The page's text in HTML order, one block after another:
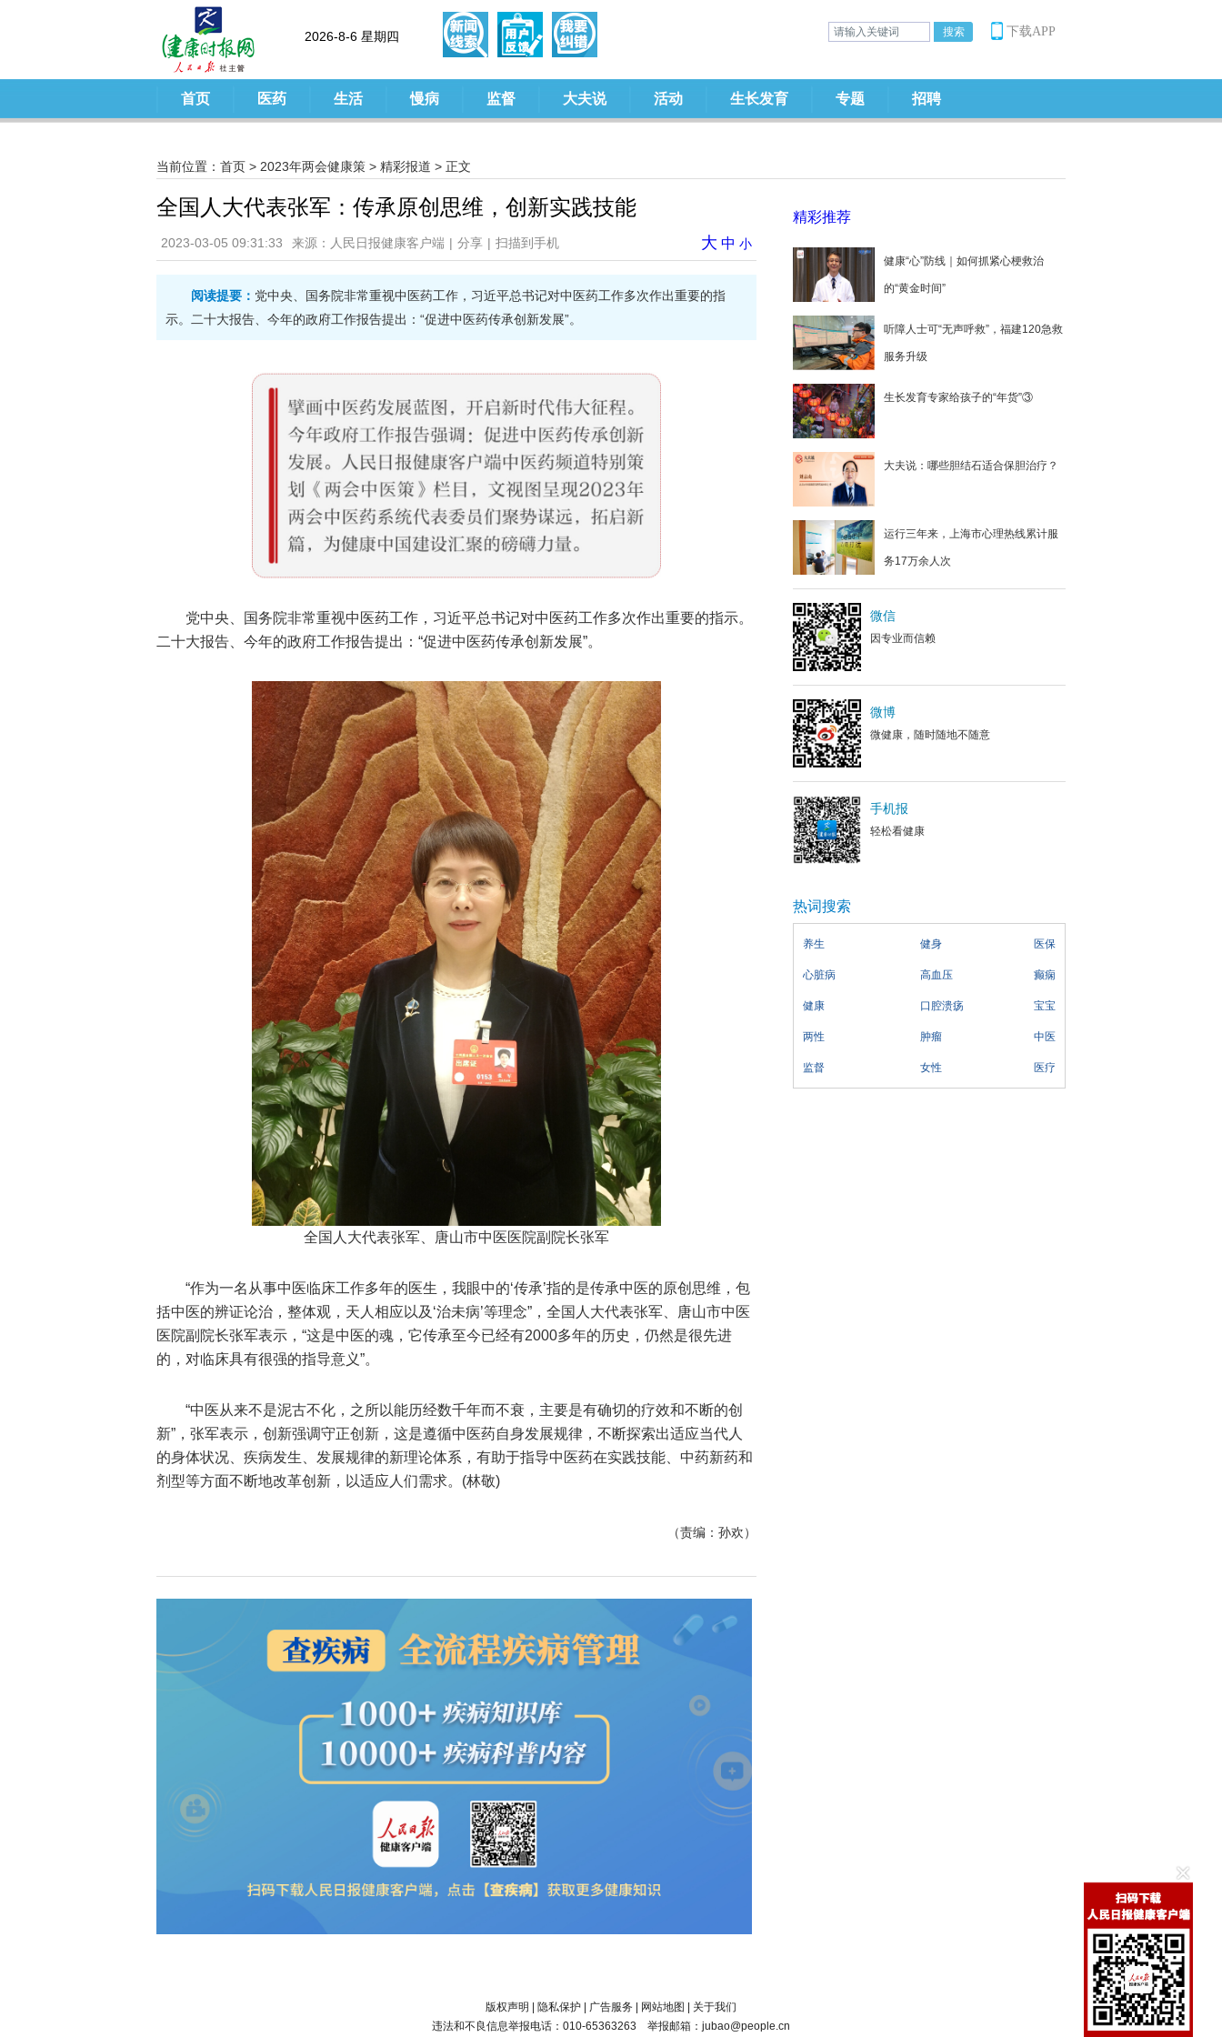
2026-8-6 星期四 下载APP
首页 医药 生活 慢病 监督 大夫说 活动 生长发育 专题 招聘
当前位置： 首页 > 2023年两会健康策 > 精彩报道 > 正文
全国人大代表张军：传承原创思维，创新实践技能
2023-03-05 09:31:33 来源：人民日报健康客户端 | 分享 | 扫描到手机 大 中 小
阅读提要： 党中央、国务院非常重视中医药工作，习近平总书记对中医药工作多次作出重要的指
示。二十大报告、今年的政府工作报告提出：“促进中医药传承创新发展”。
党中央、国务院非常重视中医药工作，习近平总书记对中医药工作多次作出重要的指示。
二十大报告、今年的政府工作报告提出：“促进中医药传承创新发展”。
全国人大代表张军、唐山市中医医院副院长张军
“作为一名从事中医临床工作多年的医生，我眼中的‘传承’指的是传承中医的原创思维，包
括中医的辨证论治，整体观，天人相应以及‘治未病’等理念”，全国人大代表张军、唐山市中医
医院副院长张军表示，“这是中医的魂，它传承至今已经有2000多年的历史，仍然是很先进
的，对临床具有很强的指导意义”。
“中医从来不是泥古不化，之所以能历经数千年而不衰，主要是有确切的疗效和不断的创
新”，张军表示，创新强调守正创新，这是遵循中医药自身发展规律，不断探索出适应当代人
的身体状况、疾病发生、发展规律的新理论体系，有助于指导中医药在实践技能、中药新药和
剂型等方面不断地改革创新，以适应人们需求。(林敬)
（责编：孙欢）
精彩推荐
健康“心”防线｜如何抓紧心梗救治
的“黄金时间”
听障人士可“无声呼救”，福建120急救
服务升级
生长发育专家给孩子的“年货”③
大夫说：哪些胆结石适合保胆治疗？
运行三年来，上海市心理热线累计服
务17万余人次
微信
因专业而信赖
微博
微健康，随时随地不随意
手机报
轻松看健康
热词搜索
养生 健身 医保
心脏病 高血压 癫痫
健康 口腔溃疡 宝宝
两性 肿瘤 中医
监督 女性 医疗
版权声明 隐私保护 广告服务 网站地图
关于我们
违法和不良信息举报电话：010-65363263 举报邮箱：jubao@people.cn